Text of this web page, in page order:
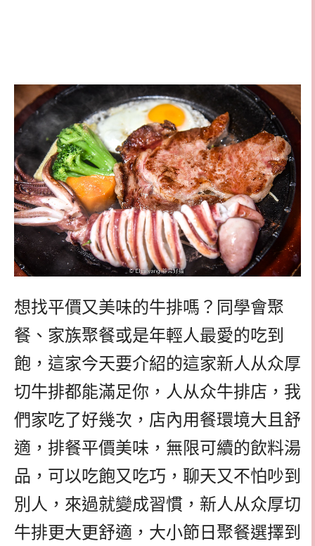
想找平價又美味的牛排嗎？同學會聚
餐、家族聚餐或是年輕人最愛的吃到
飽，這家今天要介紹的這家新人从众厚
切牛排都能滿足你，人从众牛排店，我
們家吃了好幾次，店內用餐環境大且舒
適，排餐平價美味，無限可續的飲料湯
品，可以吃飽又吃巧，聊天又不怕吵到
別人，來過就變成習慣，新人从众厚切
牛排更大更舒適，大小節日聚餐選擇到